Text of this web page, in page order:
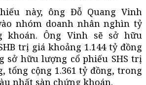
này, ông Đỗ Quang Vinh
nhóm doanh nhân nghìn tỷ
khoán. Ông Vinh sẽ sở hữu
trị giá khoảng 1.144 tỷ đồng
sở hữu lượng cổ phiếu SHS trị
tổng cộng 1.361 tỷ đồng, trong
nhất sàn chứng khoán.